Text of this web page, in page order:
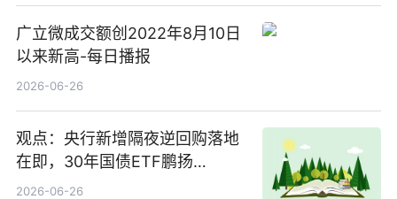
广立微成交额创2022年8月10日
以来新高-每日播报
2026-06-26
观点：央行新增隔夜逆回购落地
在即，30年国债ETF鹏扬
(511090) 盘中小幅上涨
2026-06-26